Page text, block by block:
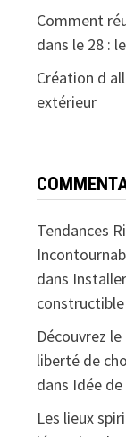
Comment
dans le 28 :
Création d
extérieur
Tendances
dans
Découvrez
liberté de
dans Idée
Les lieux